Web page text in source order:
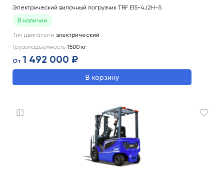
Электрический вилочный погрузчик TRF E15-4J2H-S
В наличии
Тип двигателя электрический
Грузоподъемность 1500 кг
От 1 492 000 ₽
В корзину